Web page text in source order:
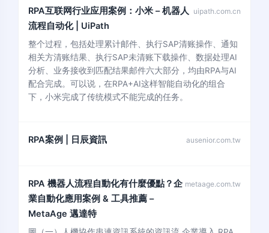
RPA互联网行业应用案例：小米 – 机器人
流程自动化 | UiPath
uipath.com.cn
整个过程，包括处理累计邮件、执行SAP清账操作、通知
相关方清账结果、执行SAP未清账下载操作、数据处理AI
分析、业务接收到匹配结果邮件六大部分，均由RPA与AI
配合完成。可以说，在RPA+AI这样智能自动化的组合
下，小米完成了传统模式不能完成的任务。
RPA案例 | 日辰資訊 ausenior.com.tw
RPA 機器人流程自動化有什麼優點？企
業自動化應用案例 & 工具推薦 –
MetaAge 邁達特
metaage.com.tw